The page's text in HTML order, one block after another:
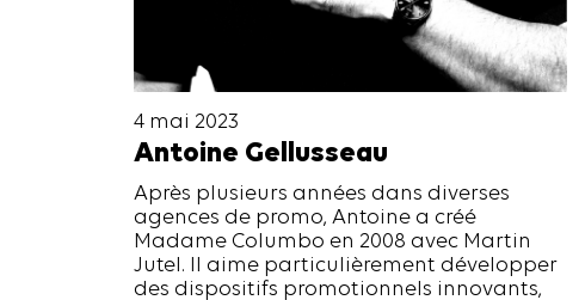
4 mai 2023
Antoine Gellusseau
Après plusieurs années dans diverses
agences de promo, Antoine a créé
Madame Columbo en 2008 avec Martin
Jutel. Il aime particulièrement développer
des dispositifs promotionnels innovants,